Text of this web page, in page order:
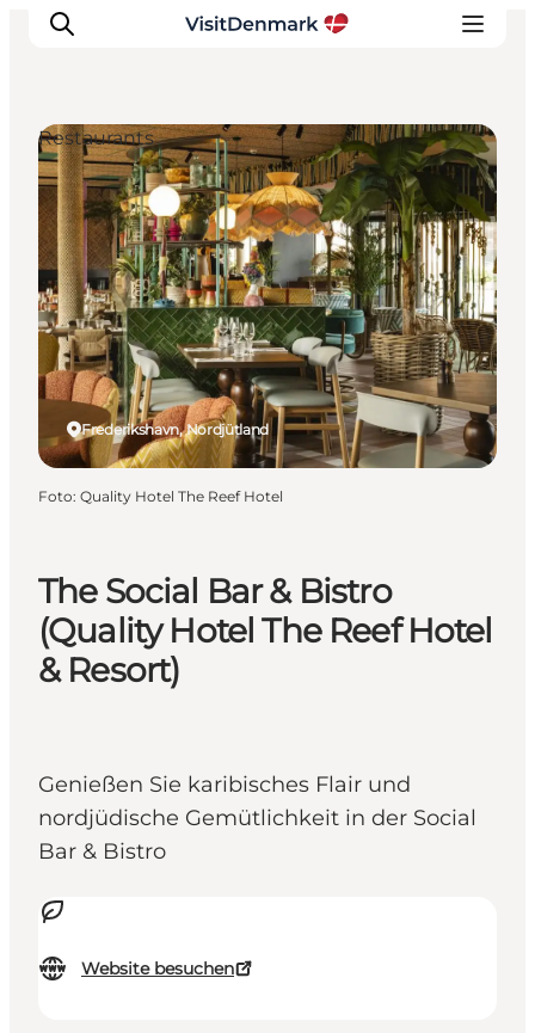
Inspiration
Regionen
Erlebnisse
Unterkünfte
Reiseplanung
The Social Bar & Bistro
(Quality Hotel The Reef Hotel
& Resort)
Genießen Sie karibisches Flair und
nordjüdische Gemütlichkeit in der Social
Bar & Bistro
Website besuchen
Frederikshavn, Nordjütland
Restaurants
Foto: Quality Hotel The Reef Hotel